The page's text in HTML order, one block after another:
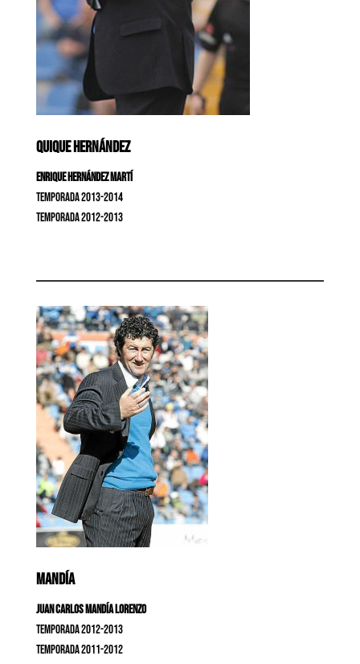
QUIQUE HERNÁNDEZ
Enrique Hernández Martí
Temporada 2013-2014
Temporada 2012-2013
MANDÍA
Juan Carlos Mandía Lorenzo
Temporada 2012-2013
Temporada 2011-2012